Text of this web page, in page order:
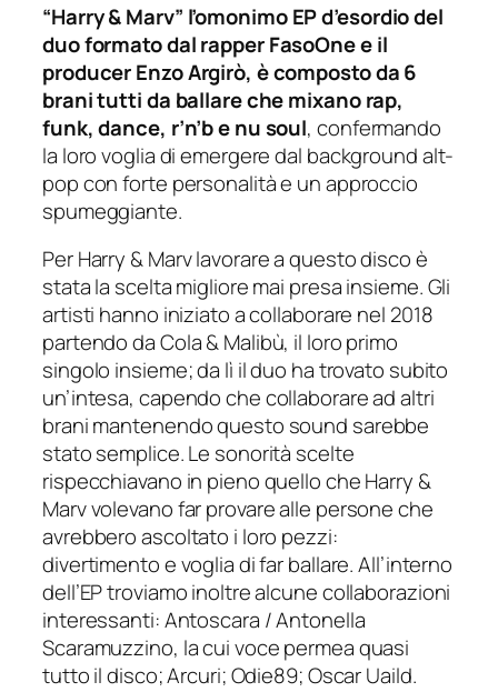
“Harry & Marv” l’omonimo EP d’esordio del
duo formato dal rapper FasoOne e il
producer Enzo Argirò, è composto da 6
brani tutti da ballare che mixano rap,
funk, dance, r’n’b e nu soul, confermando
la loro voglia di emergere dal background alt-
pop con forte personalità e un approccio
spumeggiante.
Per Harry & Marv lavorare a questo disco è
stata la scelta migliore mai presa insieme. Gli
artisti hanno iniziato a collaborare nel 2018
partendo da Cola & Malibù, il loro primo
singolo insieme; da lì il duo ha trovato subito
un’intesa, capendo che collaborare ad altri
brani mantenendo questo sound sarebbe
stato semplice. Le sonorità scelte
rispecchiavano in pieno quello che Harry &
Marv volevano far provare alle persone che
avrebbero ascoltato i loro pezzi:
divertimento e voglia di far ballare. All’interno
dell’EP troviamo inoltre alcune collaborazioni
interessanti: Antoscara / Antonella
Scaramuzzino, la cui voce permea quasi
tutto il disco; Arcuri; Odie89; Oscar Uaild.